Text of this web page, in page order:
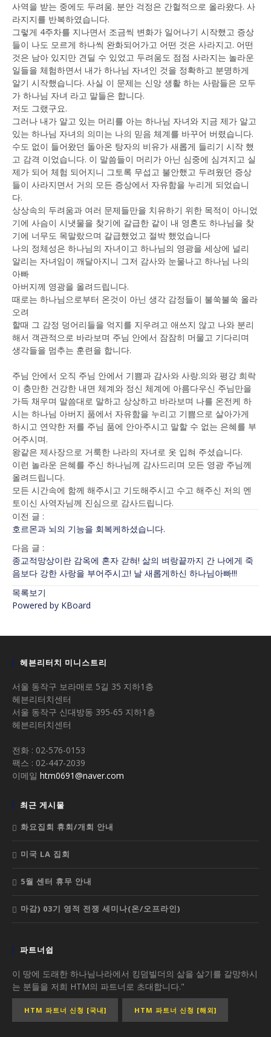
사역을 받는 중에도 두려움. 분안 걱정은 간헐적으로 올라왔다. 사
라지지를 반복하였습니다.
그렇게 4주차를 지나면서 조금씩 변화가 일어나기 시작했고 증상
들이 나도 모르게 하나씩 완화되어가고 어떤 것은 사라지고. 어떤
것은 남아 있지만 견딜 수 있었고 두려움도 점점 사라지는 놀라운
일들을 체험하면서 내가 하나님 자녀인 것을 정확하고 분명하게
알기 시작했습니다. 사실 이 문제는 신앙 생활 하는 사람들은 모두
가 하나님 자녀 라고 말들은 합니다.
저도 그랬구요.
그러나 내가 알고 있는 머리를 아는 하나님 자녀와 지금 제가 알고
있는 하나님 자녀의 의미는 나의 믿음 체계를 바꾸어 버렸습니다.
수도 없이 들어왔던 돌아온 탕자의 비유가 새롭게 들리기 시작 했
고 감격 이었습니다. 이 말씀들이 머리가 아닌 심중에 심겨지고 실
제가 되어 체험 되어지니 그토록 무섭고 불안했고 두려웠던 증상
들이 사라지면서 거의 모든 증상에서 자유함을 누리게 되었습니
다.
상상속의 두려움과 여러 문제들만을 치유하기 위한 목적이 아니었
기에 사슴이 시냇물을 찾기에 갈급한 같이 내 영혼도 하나님을 찾
기에 너무도 목말랐으며 갈급했었고 절박 했었습니다
나의 정체성은 하나님의 자녀이고 하나님의 영광을 세상에 널리
알리는 자녀임이 깨달아지니 그저 감사와 눈물나고 하나님 나의
아빠
아버지께 영광을 올려드립니다.
때로는 하나님으로부터 온것이 아닌 생각 감정들이 불쑥불쑥 올라
오려
할때 그 감정 덩어리들을 억지를 지우려고 애쓰지 않고 나와 분리
해서 객관적으로 바라보며 주님 안에서 잠잠히 머물고 기다리며
생각들을 멈추는 훈련을 합니다.
주님 안에서 오직 주님 안에서 기쁨과 감사와 사랑.의와 평강 희락
이 충만한 건강한 내면 체계와 정신 체계에 아름다우신 주님만을
가득 채우며 말씀대로 말하고 상상하고 바라보며 나를 온전케 하
시는 하나님 아버지 품에서 자유함을 누리고 기쁨으로 살아가게
하시고 연약한 저를 주님 품에 안아주시고 말할 수 없는 은혜를 부
어주시며.
왕같은 제사장으로 거룩한 나라의 자녀로 옷 입혀 주셨습니다.
이런 놀라운 은혜를 주신 하나님께 감사드리며 모든 영광 주님께
올려드립니다.
모든 시간속에 함께 해주시고 기도해주시고 수고 해주신 저의 멘
토이신 사역자님께 진심으로 감사드립니다.
이전 글 :
호르몬과 뇌의 기능을 회복케하셨습니다.
다음 글 :
종교적망상이란 감옥에 혼자 갇혀! 삶의 벼랑끝까지 간 나에게 죽
음보다 강한 사랑을 부어주시고! 날 새롭게하신 하나님아빠!!!
목록보기
Powered by KBoard
헤븐리터치 미니스트리
서울 동작구 보라매로 5길 35 지하1층
헤븐리터치센터
서울 동작구 신대방동 395-65 지하1층
헤븐리터치센터
전화 : 02-576-0153
팩스 : 02-447-2039
이메일 htm0691@naver.com
최근 게시물
화요집회 휴회/개회 안내
미국 LA 집회
5월 센터 휴무 안내
마감) 03기 영적 전쟁 세미나(온/오프라인)
파트너쉽
이 땅에 도래한 하나님나라에서 킹덤빌더의 삶을 살기를 갈망하시
는 분들을 저희 HTM의 파트너로 초대합니다."
HTM 파트너 신청 [국내] HTM 파트너 신청 [해외]